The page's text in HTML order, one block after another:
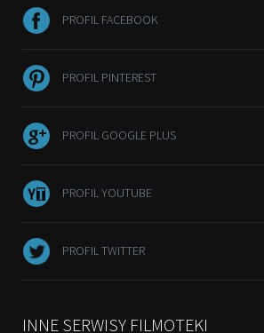
PROFIL FACEBOOK
PROFIL PINTEREST
PROFIL GOOGLE PLUS
PROFIL YOUTUBE
PROFIL TWITTER
INNE SERWISY FILMOTEKI